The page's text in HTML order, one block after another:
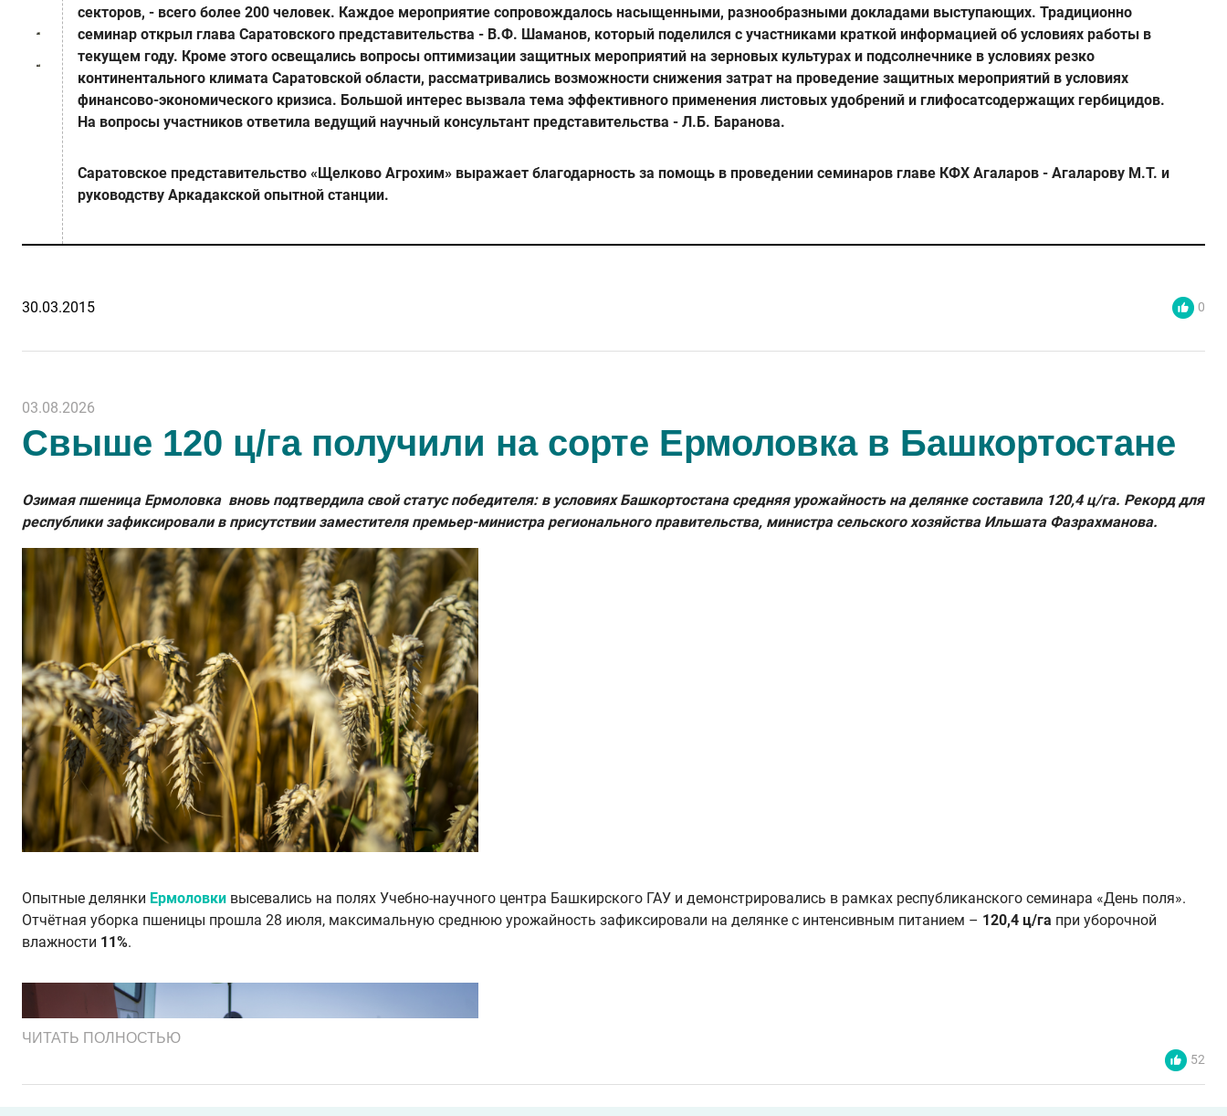
секторов, - всего более 200 человек. Каждое мероприятие сопровождалось насыщенными, разнообразными докладами выступающих. Традиционно
семинар открыл глава Саратовского представительства - В.Ф. Шаманов, который поделился с участниками краткой информацией об условиях работы в
текущем году. Кроме этого освещались вопросы оптимизации защитных мероприятий на зерновых культурах и подсолнечнике в условиях резко
континентального климата Саратовской области, рассматривались возможности снижения затрат на проведение защитных мероприятий в условиях
финансово-экономического кризиса. Большой интерес вызвала тема эффективного применения листовых удобрений и глифосатсодержащих гербицидов.
На вопросы участников ответила ведущий научный консультант представительства - Л.Б. Баранова.
Саратовское представительство «Щелково Агрохим» выражает благодарность за помощь в проведении семинаров главе КФХ Агаларов - Агаларову М.Т. и
руководству Аркадакской опытной станции.
30.03.2015 0
03.08.2026
Свыше 120 ц/га получили на сорте Ермоловка в Башкортостане
Озимая пшеница Ермоловка вновь подтвердила свой статус победителя: в условиях Башкортостана средняя урожайность на делянке составила 120,4 ц/га. Рекорд для
республики зафиксировали в присутствии заместителя премьер-министра регионального правительства, министра сельского хозяйства Ильшата Фазрахманова.
Опытные делянки Ермоловки высевались на полях Учебно-научного центра Башкирского ГАУ и демонстрировались в рамках республиканского семинара «День поля».
Отчётная уборка пшеницы прошла 28 июля, максимальную среднюю урожайность зафиксировали на делянке с интенсивным питанием – 120,4 ц/га при уборочной
влажности 11%.
ЧИТАТЬ ПОЛНОСТЬЮ
52